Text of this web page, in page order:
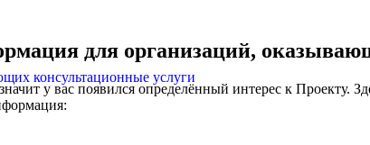
консультационные услуги
для организаций,
у вас появился определённый интерес к Проекту.